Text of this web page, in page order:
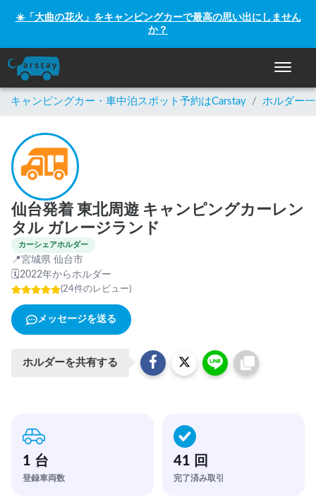
☀️「大曲の花火」をキャンピングカーで最高の思い出にしません
か？
ナビゲ
キャンピングカー・車中泊スポット予約はCarstay / ホルダー
仙台発着 東北周遊 キャンピングカーレン
タル ガレージランド
カーシェアホルダー
📍宮城県 仙台市
🗓2022年からホルダー
(24件のレビュー)
メッセージを送る
ホルダーを共有する
1 台
登録車両数
41 回
完了済み取引